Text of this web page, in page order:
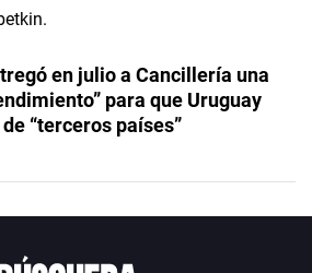
en julio a Cancillería una
para que Uruguay
“terceros países”